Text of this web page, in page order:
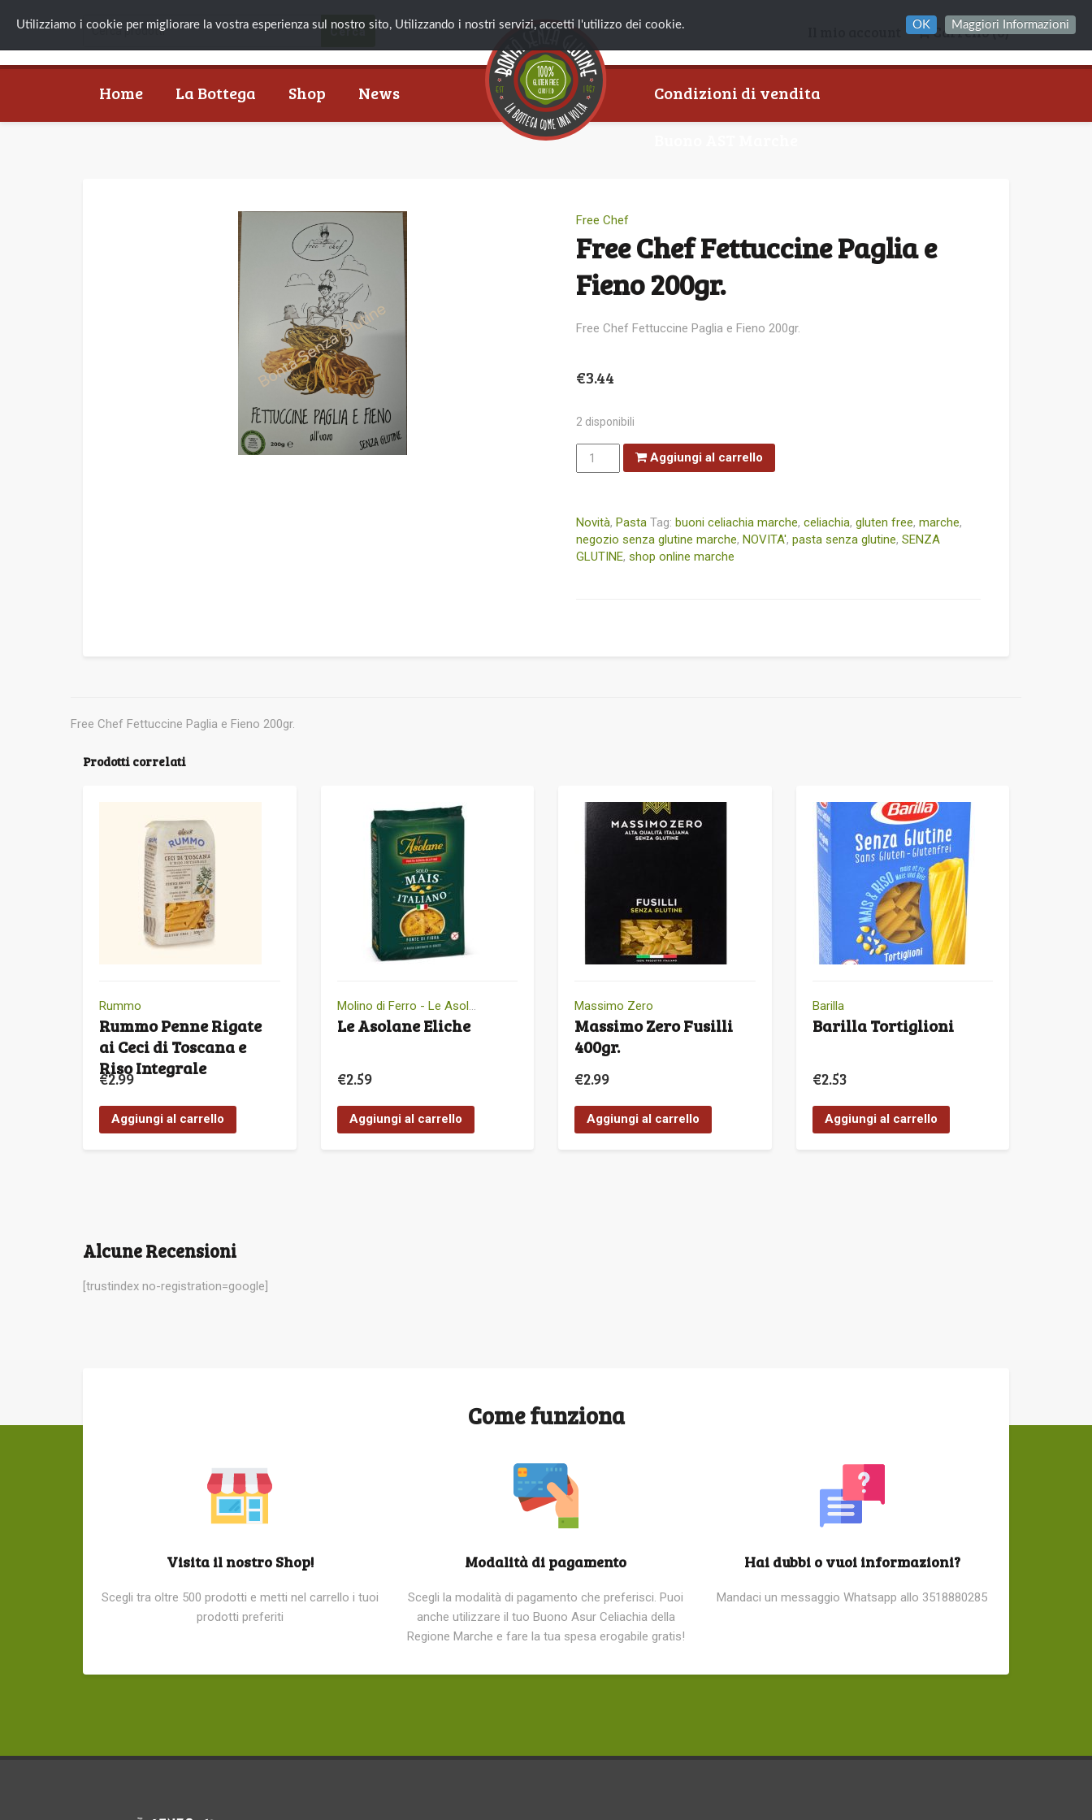
Carrello(0)
Home La Bottega Shop News Condizioni di vendita
Free Chef
Free Chef Fettuccine Paglia e
Fieno 200gr.
Free Chef Fettuccine Paglia e Fieno 200gr.
€3.44
2 disponibili
Free
Chef
Fettuccine
200gr.
quantità
Aggiungi al carrello
Novità, Pasta Tag: buoni celiachia marche, celiachia, gluten free, marche,
negozio senza glutine marche, NOVITA', pasta senza glutine, SENZA
GLUTINE, shop online marche
Free Chef Fettuccine Paglia e Fieno 200gr.
Prodotti correlati
Rummo
Rummo Penne Rigate
ai Ceci di Toscana e
Riso Integrale
€2.99
Aggiungi al carrello
Molino di Ferro - Le Asolane
Le Asolane Eliche
€2.59
Aggiungi al carrello
Massimo Zero
Massimo Zero Fusilli
400gr.
€2.99
Aggiungi al carrello
Barilla
Barilla Tortiglioni
€2.53
Aggiungi al carrello
Alcune Recensioni
[trustindex no-registration=google]
Come funziona
Visita il nostro Shop!
Scegli tra oltre 500 prodotti e metti nel carrello i tuoi
prodotti preferiti
Modalità di pagamento
Scegli la modalità di pagamento che preferisci. Puoi
anche utilizzare il tuo Buono Asur Celiachia della
Regione Marche e fare la tua spesa erogabile gratis!
Hai dubbi o vuoi informazioni?
Mandaci un messaggio Whatsapp allo 3518880285
Utilizziamo i cookie per migliorare la vostra esperienza sul nostro sito, Utilizzando i nostri servizi, accetti l'utilizzo dei cookie. OK Maggiori Informazioni